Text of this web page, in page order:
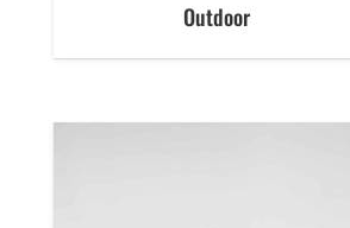
Outdoor